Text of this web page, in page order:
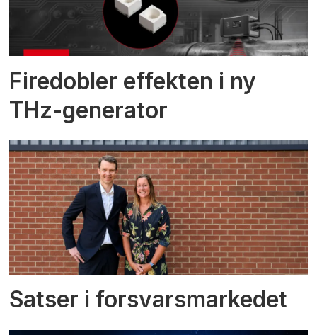
Firedobler effekten i ny
THz-generator
Satser i forsvarsmarkedet